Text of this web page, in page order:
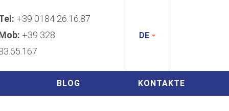
+39 0184 26.16.87
+39 328
DE
BLOG KONTAKTE